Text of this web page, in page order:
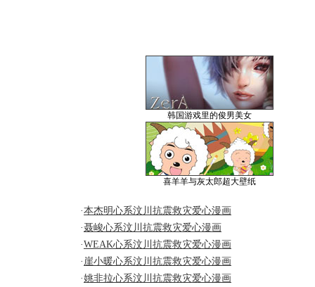
韩国游戏里的俊男美女
喜羊羊与灰太郎超大壁纸
·本杰明心系汶川抗震救灾爱心漫画
·聂峻心系汶川抗震救灾爱心漫画
·WEAK心系汶川抗震救灾爱心漫画
· 崖小暖心系汶川抗震救灾爱心漫画
·姚非拉心系汶川抗震救灾爱心漫画